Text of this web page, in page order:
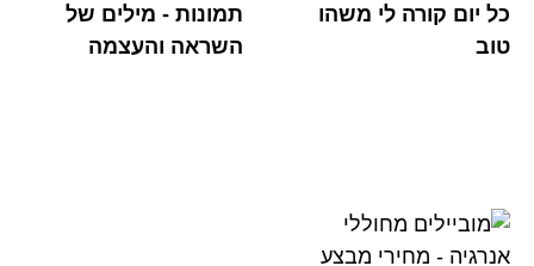
כל יום קורה לי משהו
טוב
תמונות - מילים של
השראה והעצמה